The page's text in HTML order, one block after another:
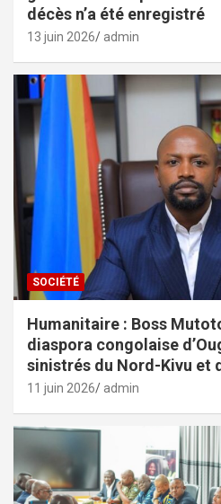
décès n’a été enregistré
13 juin 2026 admin
SOCIÉTÉ
Humanitaire : Boss
diaspora congolaise
sinistrés du Nord-Kivu et
11 juin 2026 admin